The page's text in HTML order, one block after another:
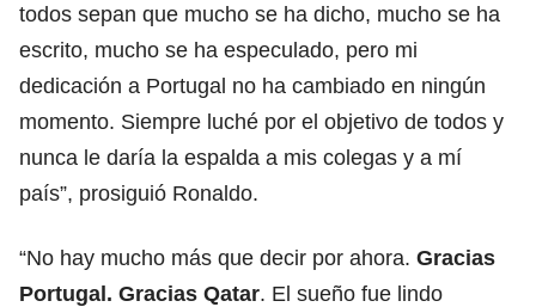
todos sepan que mucho se ha dicho, mucho se ha
escrito, mucho se ha especulado, pero mi
dedicación a Portugal no ha cambiado en ningún
momento. Siempre luché por el objetivo de todos y
nunca le daría la espalda a mis colegas y a mí
país”, prosiguió Ronaldo.
“No hay mucho más que decir por ahora. Gracias
Portugal. Gracias Qatar. El sueño fue lindo